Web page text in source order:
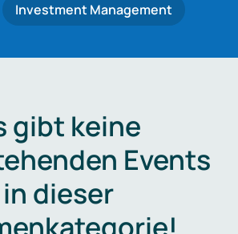
Investment Management
gibt keine
Events
in dieser